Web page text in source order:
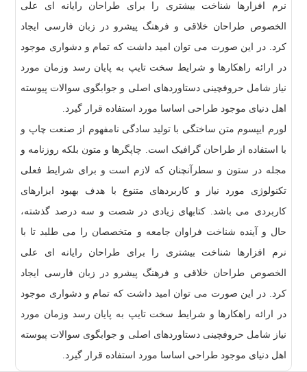
نرم افزارها شناخت بیشتری را برای طراحان رایانه ای علی
الخصوص طراحان خلاقی و فرهنگ پیشرو در زبان فارسی ایجاد
کرد. در این صورت می توان امید داشت که تمام و دشواری موجود
در ارائه راهکارها و شرایط سخت تایپ به پایان رسد وزمان مورد
نیاز شامل حروفچینی دستاوردهای اصلی و جوابگوی سوالات پیوسته
اهل دنیای موجود طراحی اساسا مورد استفاده قرار گیرد.
لورم ایپسوم متن ساختگی با تولید سادگی نامفهوم از صنعت چاپ و
با استفاده از طراحان گرافیک است. چاپگرها و متون بلکه روزنامه و
مجله در ستون و سطرآنچنان که لازم است و برای شرایط فعلی
تکنولوژی مورد نیاز و کاربردهای متنوع با هدف بهبود ابزارهای
کاربردی می باشد. کتابهای زیادی در شصت و سه درصد گذشته،
حال و آینده شناخت فراوان جامعه و متخصصان را می طلبد تا با
نرم افزارها شناخت بیشتری را برای طراحان رایانه ای علی
الخصوص طراحان خلاقی و فرهنگ پیشرو در زبان فارسی ایجاد
کرد. در این صورت می توان امید داشت که تمام و دشواری موجود
در ارائه راهکارها و شرایط سخت تایپ به پایان رسد وزمان مورد
نیاز شامل حروفچینی دستاوردهای اصلی و جوابگوی سوالات پیوسته
اهل دنیای موجود طراحی اساسا مورد استفاده قرار گیرد.